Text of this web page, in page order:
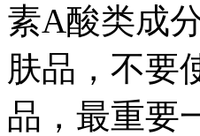
素A酸类成
肤品，不要
品，最重要